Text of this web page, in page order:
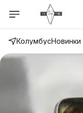
КолумбусНовинки